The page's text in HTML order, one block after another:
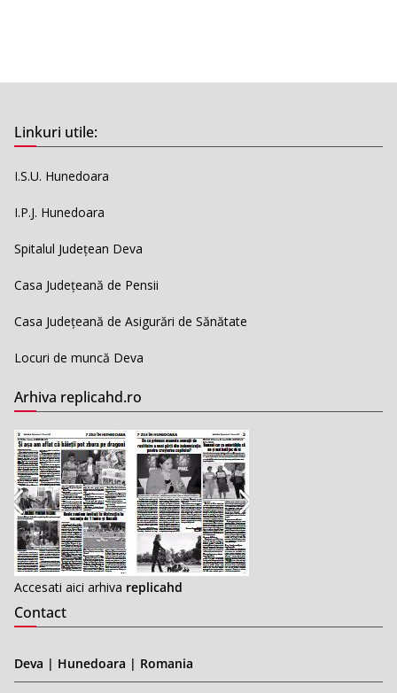
Linkuri utile:
I.S.U. Hunedoara
I.P.J. Hunedoara
Spitalul Județean Deva
Casa Județeană de Pensii
Casa Județeană de Asigurări de Sănătate
Locuri de muncă Deva
Arhiva replicahd.ro
Accesati aici arhiva replicahd
Contact
Deva | Hunedoara | Romania